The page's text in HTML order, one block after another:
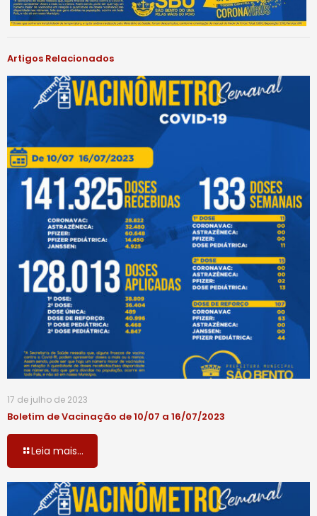
Artigos Relacionados
17 de julho de 2023
Boletim de Vacinação de 10/07 a 16/07/2023
Leia mais...